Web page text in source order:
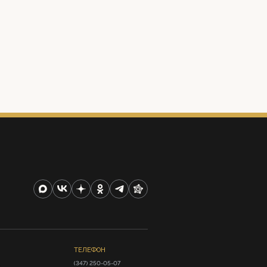
ТЕЛЕФОН
(347) 250-05-07